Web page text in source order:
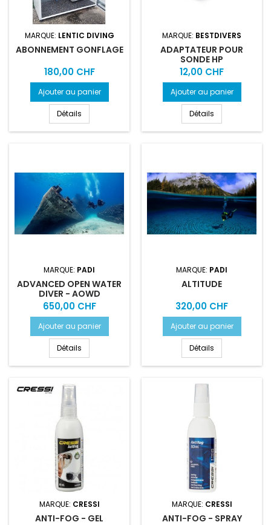
MARQUE: LENTIC DIVING
ABONNEMENT GONFLAGE
Prix
180,00 CHF
Ajouter au panier
Détails
MARQUE: BESTDIVERS
ADAPTATEUR POUR
SONDE HP
Prix
12,00 CHF
Ajouter au panier
Détails
MARQUE: PADI
ADVANCED OPEN WATER
DIVER - AOWD
Prix
650,00 CHF
Ajouter au panier
Détails
MARQUE: PADI
ALTITUDE
Prix
320,00 CHF
Ajouter au panier
Détails
MARQUE: CRESSI
ANTI-FOG - GEL
MARQUE: CRESSI
ANTI-FOG - SPRAY